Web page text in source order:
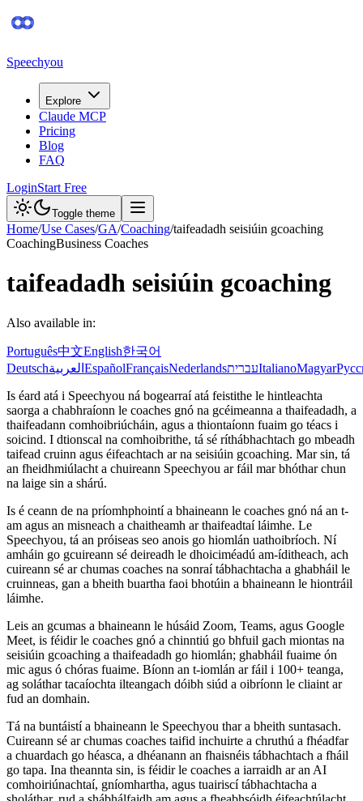
Speechyou
Explore
Claude MCP
Pricing
Blog
FAQ
LoginStart Free
Toggle theme
Home/Use Cases/GA/Coaching/taifeadadh seisiúin gcoaching
CoachingBusiness Coaches
taifeadadh seisiúin gcoaching
Also available in:
Português中文English한국어
Deutschالعربية EspañolFrançaisNederlandsעבריתItalianoMagyar
Is éard atá i Speechyou ná bogearraí atá feistithe le hintleachta
saorga a chabhraíonn le coaches gnó na gcéimeanna a thaifeadadh, a
thaifeadann comhoibriúcháin, agus a thiontaíonn fuaim go téacs i
soicind. I dtionscal na comhoibrithe, tá sé ríthábhachtach go mbeadh
taifead cruinn agus éifeachtach ar na seisiúin gcoaching. Mar sin, tá
an fheidhmiúlacht a chuireann Speechyou ar fáil mar bhóthar chun
na laige sin a shárú.
Is é ceann de na príomhphointí a bhaineann le coaches gnó ná an t-
am agus an misneach a chaitheamh ar thaifeadtaí láimhe. Le
Speechyou, tá an próiseas seo anois go hiomlán uathoibríoch. Ní
amháin go gcuireann sé deireadh le dhoiciméadú am-íditheach, ach
cuireann sé ar chumas coaches na sonraí tábhachtacha a ghabháil le
cruinneas, gan a bheith buartha faoi bhotúin a bhaineann le hiontráil
láimhe.
Leis an gcumas a bhaineann le húsáid Zoom, Teams, agus Google
Meet, is féidir le coaches gnó a chinntiú go bhfuil gach miontas na
seisiúin gcoaching a thaifeadadh go hiomlán; ghabháil fuaime ón
mic agus ó chóras fuaime. Bíonn an t-iomlán ar fáil i 100+ teanga,
ag soláthar tacaíochta ilteangach dóibh siúd a oibríonn le cliaint ar
fud an domhain.
Tá na buntáistí a bhaineann le Speechyou thar a bheith suntasach.
Cuireann sé ar chumas coaches taifid inchuirte a chruthú a fhéadfar
a chuardach go héasca, a dhéanann an fhaisnéis tábhachtach a fháil
go tapa. Ina theannta sin, is féidir le coaches a iarraidh ar an AI
comhoiriúnachtaí, gníomhartha, agus tuairiscí tábhachtacha a